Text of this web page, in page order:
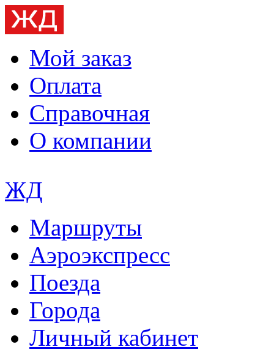
Мой заказ
Оплата
Справочная
О компании
ЖД
Маршруты
Аэроэкспресс
Поезда
Города
Личный кабинет